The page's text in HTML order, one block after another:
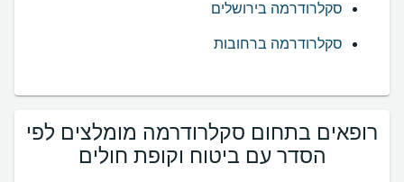
סקלרודרמה בירושלים
סקלרודרמה ברחובות
רופאים בתחום סקלרודרמה מומלצים לפי
הסדר עם ביטוח וקופת חולים